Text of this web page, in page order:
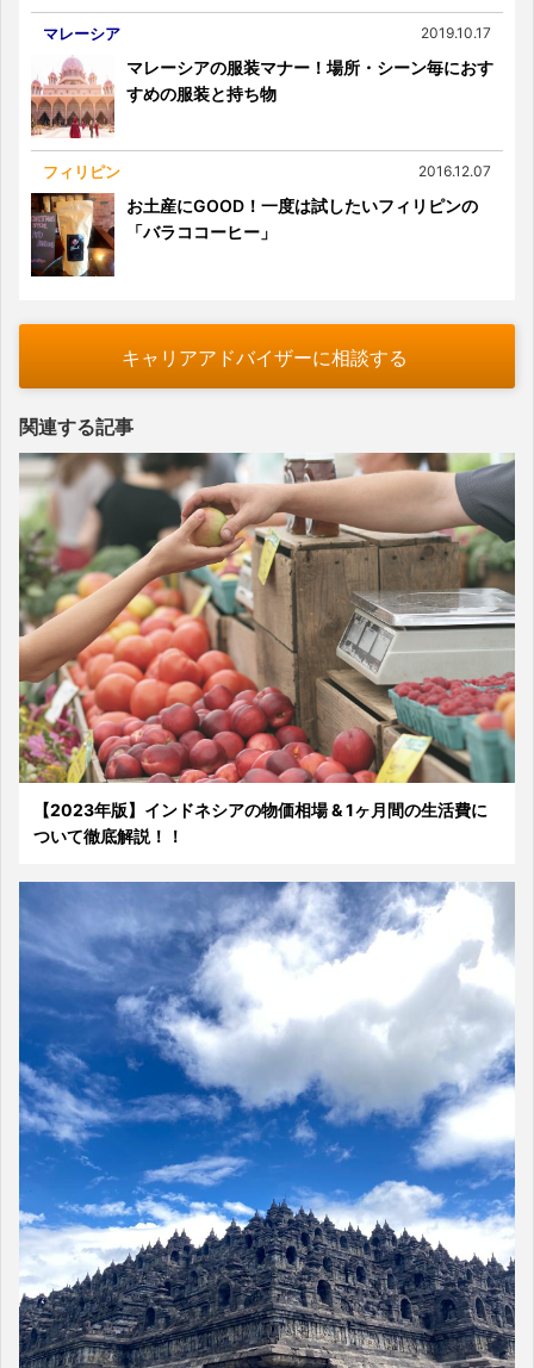
マレーシア 2019.10.17
マレーシアの服装マナー！場所・シーン毎におす
すめの服装と持ち物
フィリピン 2016.12.07
お土産にGOOD！一度は試したいフィリピンの
「バラココーヒー」
キャリアアドバイザーに相談する
関連する記事
【2023年版】インドネシアの物価相場 & 1ヶ月間の生活費に
ついて徹底解説！！